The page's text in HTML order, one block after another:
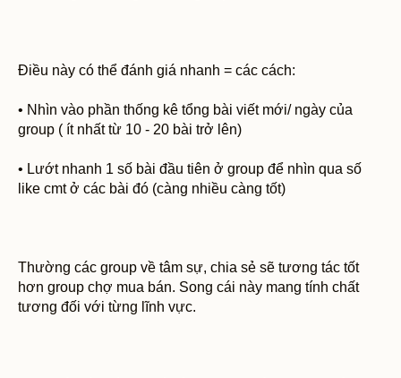
Điều này có thể đánh giá nhanh = các cách:
• Nhìn vào phần thống kê tổng bài viết mới/ ngày của
group ( ít nhất từ 10 - 20 bài trở lên)
• Lướt nhanh 1 số bài đầu tiên ở group để nhìn qua số
like cmt ở các bài đó (càng nhiều càng tốt)
Thường các group về tâm sự, chia sẻ sẽ tương tác tốt
hơn group chợ mua bán. Song cái này mang tính chất
tương đối với từng lĩnh vực.